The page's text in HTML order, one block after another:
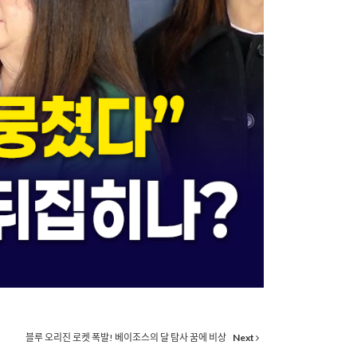
블루 오리진 로켓 폭발! 베이조스의 달 탐사 꿈에 비상 Next